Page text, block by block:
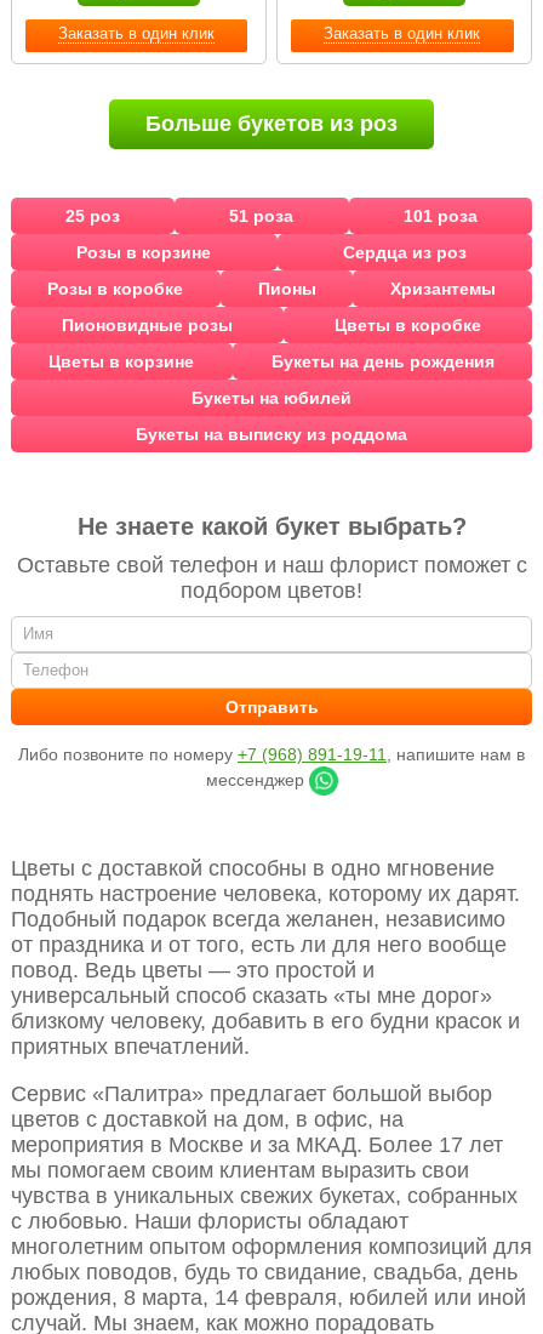
Заказать в один клик Заказать в один клик
Больше букетов из роз
25 роз 51 роза
101 роза
Розы в корзине
Сердца из роз
Розы в коробке
Пионы
Хризантемы
Пионовидные розы
Цветы в коробке
Цветы в корзине
Букеты на день рождения
Букеты на юбилей
Букеты на выписку из роддома
Не знаете какой букет выбрать?
Оставьте свой телефон и наш флорист поможет с
подбором цветов!
Либо позвоните по номеру +7 (968) 891-19-11
, напишите нам в
мессенджер
Цветы с доставкой способны в одно мгновение
поднять настроение человека, которому их дарят.
Подобный подарок всегда желанен, независимо
от праздника и от того, есть ли для него вообще
повод. Ведь цветы — это простой и
универсальный способ сказать «ты мне дорог»
близкому человеку, добавить в его будни красок и
приятных впечатлений.
Сервис «Палитра» предлагает большой выбор
цветов с доставкой на дом, в офис, на
мероприятия в Москве и за МКАД. Более 17 лет
мы помогаем своим клиентам выразить свои
чувства в уникальных свежих букетах, собранных
с любовью. Наши флористы обладают
многолетним опытом оформления композиций для
любых поводов, будь то свидание, свадьба, день
рождения, 8 марта, 14 февраля, юбилей или иной
случай. Мы знаем, как можно порадовать